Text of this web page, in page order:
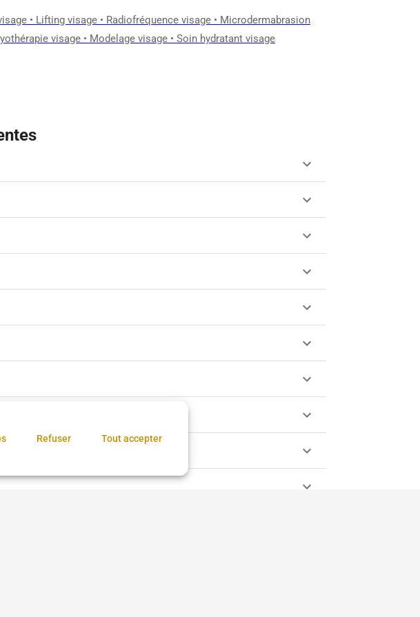
• Lifting visage • Radiofréquence visage • Microdermabrasion
visage • Modelage visage • Soin hydratant visage
Refuser Tout accepter